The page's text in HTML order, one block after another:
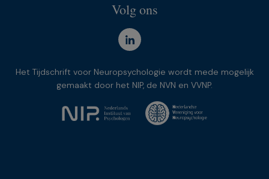
Volg ons
Het Tijdschrift voor Neuropsychologie wordt mede mogelijk
gemaakt door het NIP, de NVN en VVNP.